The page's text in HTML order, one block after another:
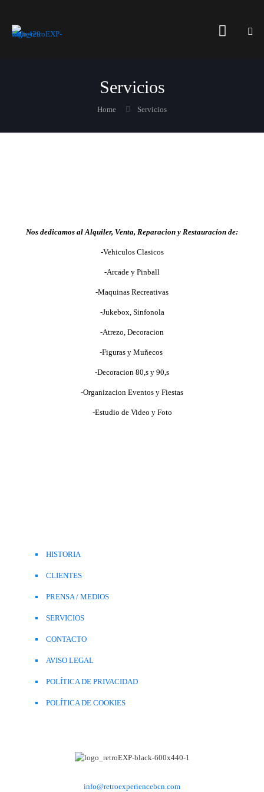
Servicios
Home Servicios
Nos dedicamos al Alquiler, Venta, Reparacion y Restauracion de:
-Vehiculos Clasicos
-Arcade y Pinball
-Maquinas Recreativas
-Jukebox, Sinfonola
-Atrezo, Decoracion
-Figuras y Muñecos
-Decoracion 80,s y 90,s
-Organizacion Eventos y Fiestas
-Estudio de Video y Foto
HISTORIA
CLIENTES
PRENSA / MEDIOS
SERVICIOS
CONTACTO
AVISO LEGAL
POLÍTICA DE PRIVACIDAD
POLÍTICA DE COOKIES
info@retroexperiencebcn.com